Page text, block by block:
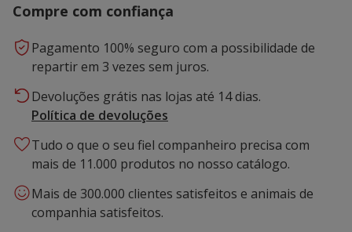
Compre com confiança
Pagamento 100% seguro com a possibilidade de
repartir em 3 vezes sem juros.
Devoluções grátis nas lojas até 14 dias.
Política de devoluções
Tudo o que o seu fiel companheiro precisa com
mais de 11.000 produtos no nosso catálogo.
Mais de 300.000 clientes satisfeitos e animais de
companhia satisfeitos.